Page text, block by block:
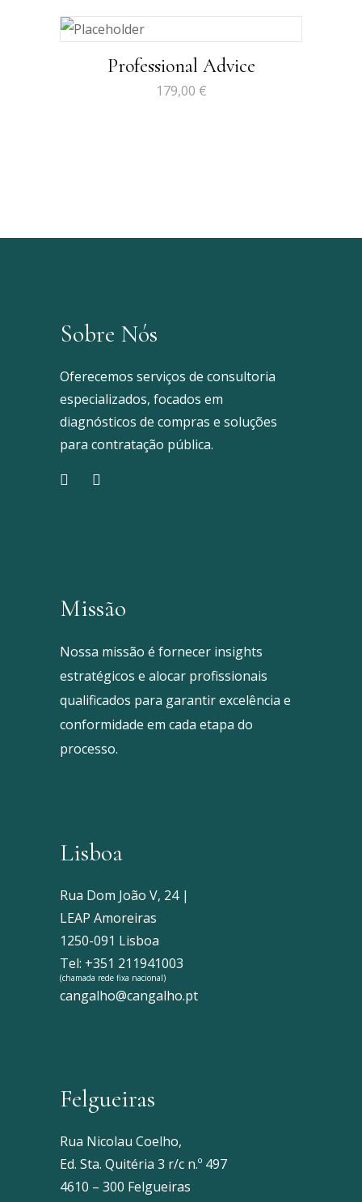
Professional Advice
179,00 €
Sobre Nós
Oferecemos serviços de consultoria
especializados, focados em
diagnósticos de compras e soluções
para contratação pública.
Missão
Nossa missão é fornecer insights
estratégicos e alocar profissionais
qualificados para garantir excelência e
conformidade em cada etapa do
processo.
Lisboa
Rua Dom João V, 24 |
LEAP Amoreiras
1250-091 Lisboa
Tel: +351 211941003
(chamada rede fixa nacional)
cangalho@cangalho.pt
Felgueiras
Rua Nicolau Coelho,
Ed. Sta. Quitéria 3 r/c n.º 497
4610 – 300 Felgueiras